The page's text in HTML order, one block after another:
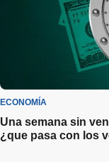
ECONOMÍA
Una semana sin
¿que pasa con los